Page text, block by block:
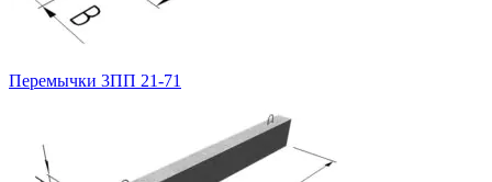
Перемычки 3ПП 21-71